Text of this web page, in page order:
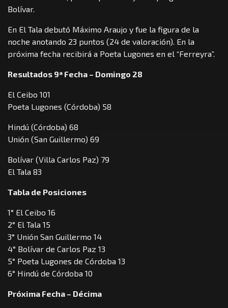
Bolívar.
En El Tala debutó Máximo Araujo y fue la figura de la
noche anotando 23 puntos (24 de valoración). En la
próxima fecha recibirá a Poeta Lugones en el “Ferreyra”.
Resultados 9ª Fecha – Domingo 28
El Ceibo 101
Poeta Lugones (Córdoba) 58
Hindú (Córdoba) 68
Unión (San Guillermo) 69
Bolívar (Villa Carlos Paz) 79
El Tala 83
Tabla de Posiciones
1° El Ceibo 16
2° El Tala 15
3° Unión San Guillermo 14
4° Bolívar de Carlos Paz 13
5° Poeta Lugones de Córdoba 13
6° Hindú de Córdoba 10
Próxima Fecha – Décima